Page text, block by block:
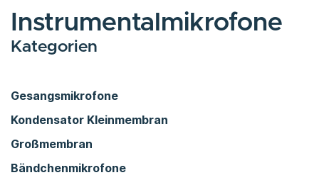
Instrumentalmikrofone
Kategorien
Gesangsmikrofone
Kondensator Kleinmembran
Großmembran
Bändchenmikrofone